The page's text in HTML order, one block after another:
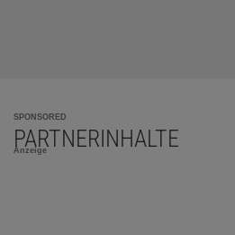
SPONSORED
PARTNERINHALTE
Anzeige